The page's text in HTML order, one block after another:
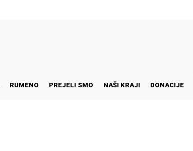
RUMENO PREJELI SMO NAŠI KRAJI DONACIJE